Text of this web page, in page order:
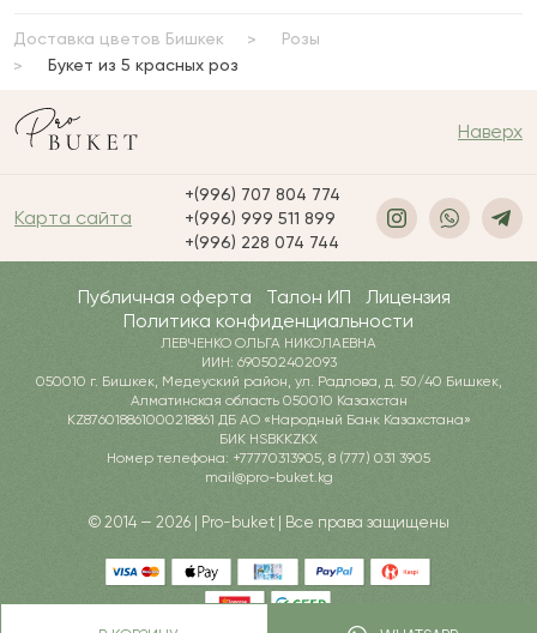
Доставка цветов Бишкек
Розы
Букет из 5 красных роз
Наверх
Карта сайта
+(996) 707 804 774
+(996) 999 511 899
+(996) 228 074 744
Публичная оферта Талон ИП
Лицензия
Политика конфиденциальности
ЛЕВЧЕНКО ОЛЬГА НИКОЛАЕВНА
ИИН: 690502402093
050010 г. Бишкек, Медеуский район, ул. Радлова, д. 50/40 Бишкек,
Алматинская область 050010 Казахстан
KZ876018861000218861 ДБ АО «Народный Банк Казахстана»
БИК HSBKKZKX
Номер телефона: +77770313905, 8 (777) 031 3905
mail@pro-buket.kg
© 2014 — 2026 | Pro-buket | Все права защищены